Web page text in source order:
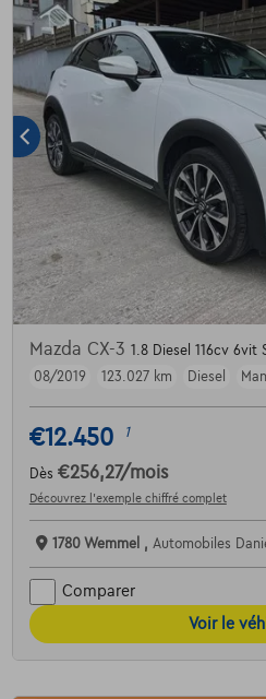
Mazda CX-3 1.8 Diesel 116cv 6vit
08/2019
123.027 km Diesel
€12.450 1
Dès €256,27/mois
Découvrez l’exemple chiffré complet
1780 Wemmel , Automobiles
Comparer
Voir le